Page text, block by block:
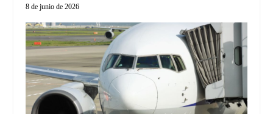
8 de junio de 2026